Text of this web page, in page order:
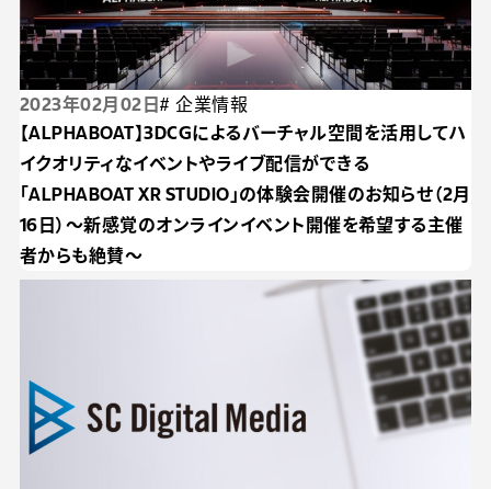
2023年02月02日# 企業情報
【ALPHABOAT】3DCGによるバーチャル空間を活⽤してハ
イクオリティなイベントやライブ配信ができる
「ALPHABOAT XR STUDIO」の体験会開催のお知らせ（2⽉
16⽇）〜新感覚のオンラインイベント開催を希望する主催
者からも絶賛〜